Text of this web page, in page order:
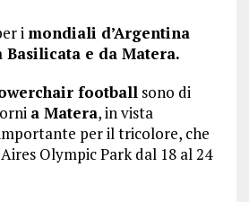
i mondiali d’Argentina
Basilicata e da Matera.
footballsono di
a Matera, in vista
per il tricolore, che
Olympic Park dal 18 al 24